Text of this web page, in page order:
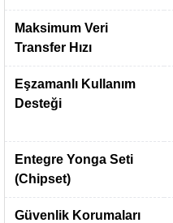
Maksimum Veri
Transfer Hızı
Eşzamanlı Kullanım
Desteği
Entegre Yonga Seti
(Chipset)
Güvenlik Korumaları